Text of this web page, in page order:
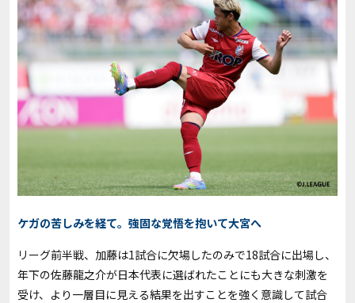
ケガの苦しみを経て。強固な覚悟を抱いて大宮へ
リーグ前半戦、加藤は1試合に欠場したのみで18試合に出場し、
年下の佐藤龍之介が日本代表に選ばれたことにも大きな刺激を
受け、より一層目に見える結果を出すことを強く意識して試合